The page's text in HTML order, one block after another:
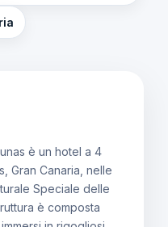
è un hotel a 4
Gran Canaria, nelle
Speciale delle
è composta